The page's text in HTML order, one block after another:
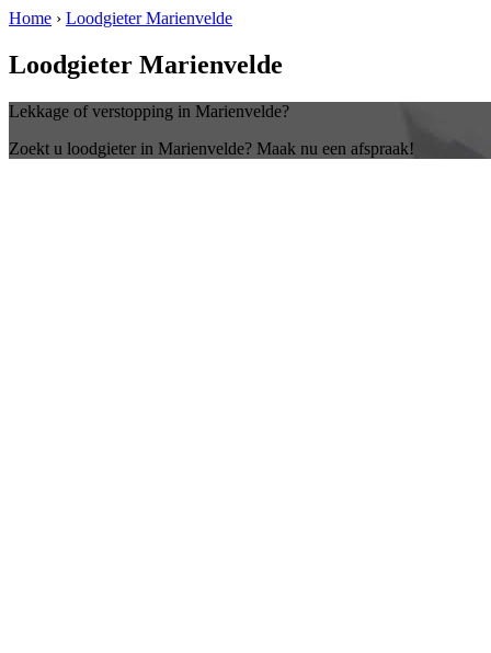
Home › Loodgieter Marienvelde
Loodgieter Marienvelde
Lekkage of verstopping in Marienvelde?
Zoekt u loodgieter in Marienvelde? Maak nu een afspraak!